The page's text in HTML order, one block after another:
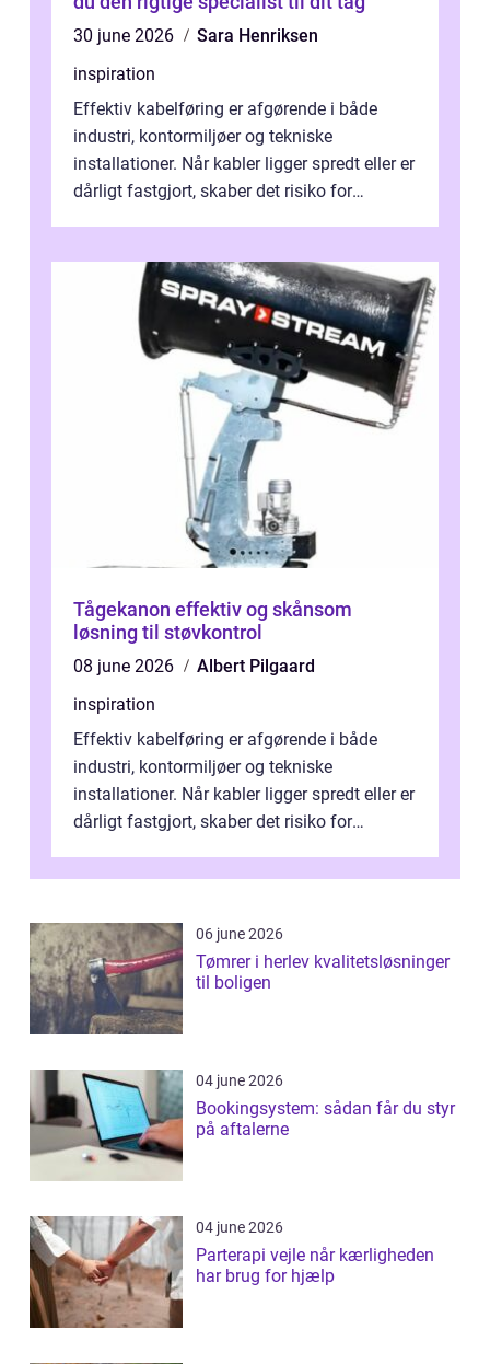
30 june 2026
Sara Henriksen
inspiration
Effektiv kabelføring er afgørende i både
industri, kontormiljøer og tekniske
installationer. Når kabler ligger spredt eller er
dårligt fastgjort, skaber det risiko for
Tågekanon effektiv og skånsom
løsning til støvkontrol
08 june 2026
Albert Pilgaard
inspiration
Effektiv kabelføring er afgørende i både
industri, kontormiljøer og tekniske
installationer. Når kabler ligger spredt eller er
dårligt fastgjort, skaber det risiko for
06 june 2026
Tømrer i herlev kvalitetsløsninger
til boligen
04 june 2026
Bookingsystem: sådan får du styr
på aftalerne
04 june 2026
Parterapi vejle når kærligheden
har brug for hjælp